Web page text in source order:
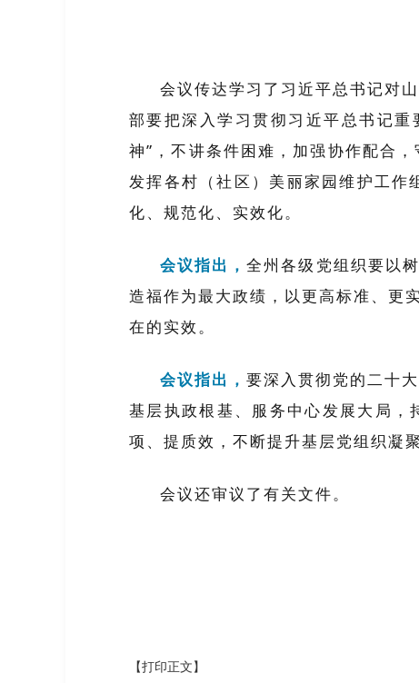
会议传达学习了习近平总书记对
部要把深入学习贯彻习近平总书记
神”，不讲条件困难，加强协作配合
发挥各村（社区）美丽家园维护工
化、规范化、实效化。
会议指出，全州各级党组织要以
造福作为最大政绩，以更高标准、更
在的实效。
会议指出， 要深入贯彻党的二十
基层执政根基、服务中心发展大局，
项、提质效，不断提升基层党组织凝
会议还审议了有关文件。
【打印正文】